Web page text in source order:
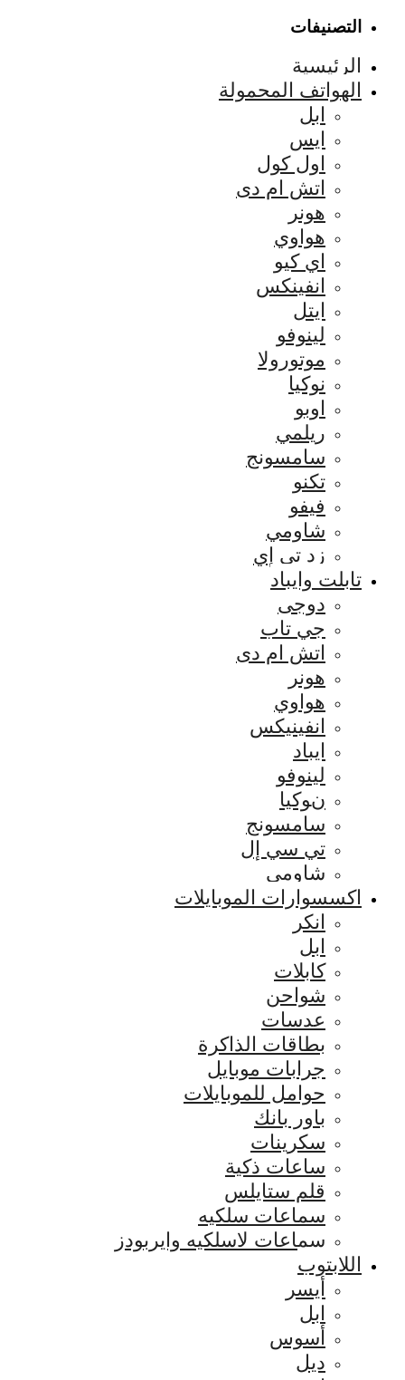
التصنيفات
الرئيسية
الهواتف المحمولة
ابل
ايس
اول كول
اتش ام دى
هونر
هواوي
اي كيو
انفينكس
ايتل
لينوفو
موتورولا
نوكيا
اوبو
ريلمي
سامسونج
تكنو
فيفو
شاومي
زد تي إي
تابلت وايباد
دوجى
جي تاب
اتش ام دى
هونر
هواوي
انفينيكس
ايباد
لينوفو
نوكيا
سامسونج
تي سي إل
شاومي
اكسسوارات الموبايلات
انكر
ابل
كابلات
شواحن
عدسات
بطاقات الذاكرة
جرابات موبايل
حوامل للموبايلات
باور بانك
سكرينات
ساعات ذكية
قلم ستايلس
سماعات سلكيه
سماعات لاسلكيه وايربودز
اللابتوب
أيسر
ابل
أسوس
ديل